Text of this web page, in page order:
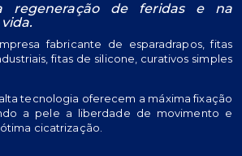
regeneração de feridas e na
fabricante de esparadrapos, fitas
fitas de silicone, curativos simples
tecnologia oferecem a máxima fixação
a pele a liberdade de movimento e
cicatrização.